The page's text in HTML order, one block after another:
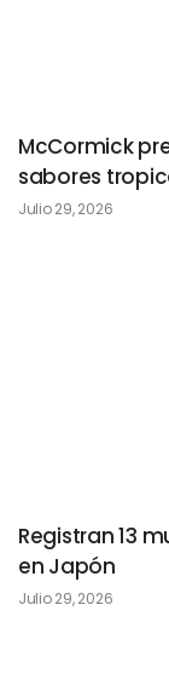
McCormick
sabores
Julio 29, 2026
Registran 13
en Japón
Julio 29, 2026